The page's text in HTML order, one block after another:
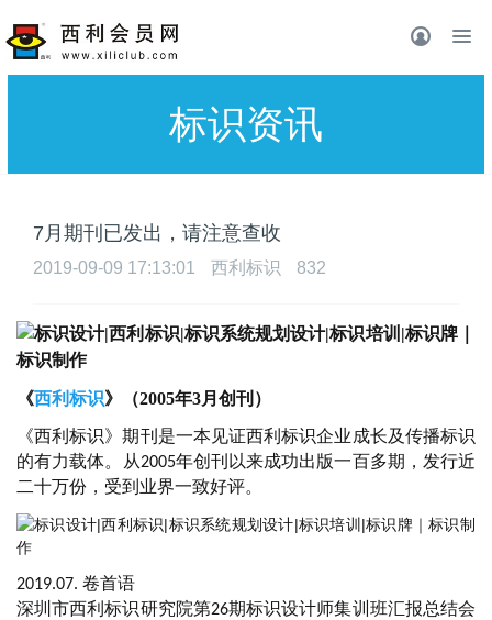
标识资讯
7月期刊已发出，请注意查收
2019-09-09 17:13:01 西利标识 832
《西利标识》（2005年3月创刊）
《西利标识》期刊是一本见证西利标识企业成长及传播标识
的有力载体。从2005年创刊以来成功出版一百多期，发行近
二十万份，受到业界一致好评。
2019.07. 卷首语
深圳市西利标识研究院第26期标识设计师集训班汇报总结会